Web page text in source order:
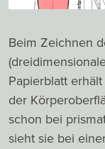
Beim Zeichnen
Papierblatt
der
schon bei
sieht sie bei